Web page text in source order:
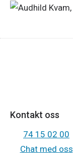
Kontakt oss
74 15 02 00
Chat med oss